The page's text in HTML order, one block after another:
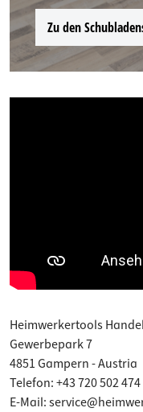
Zu den
Heimwerkertools
Gewerbepark 7
4851 Gampern - Austria
Telefon: +43 720 502 474
E-Mail: